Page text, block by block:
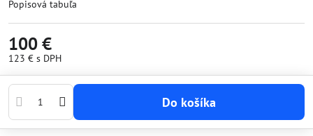
Popisová tabuľa
100 €
123 € s DPH
Do košíka